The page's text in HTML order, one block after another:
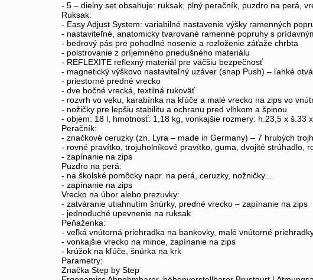
- 5 – dielny set obsahuje: ruksak, plný peračník, puzdro na perá,
Ruksak:
- Easy Adjust System: variabilné nastavenie výšky ramenných
- nastaviteľné, anatomicky tvarované ramenné popruhy s
- bedrový pás pre pohodlné nosenie a rozloženie záťaže chrbta
- polstrovanie z príjemného priedušného materiálu
- REFLEXITE reflexný materiál pre väčšiu bezpečnosť
- magnetický výškovo nastaviteľný uzáver (snap Push) – ľahké
- priestorné predné vrecko
- dve bočné vrecká, textilná rukoväť
- rozvrh vo veku, karabínka na kľúče a malé vrecko na zips vo
- nožičky pre lepšiu stabilitu a ochranu pred vlhkom a špinou
- objem: 18 l, hmotnosť: 1,18 kg, vonkajšie rozmery: h.23,5 x š.33
Peračník:
- značkové ceruzky (zn. Lyra – made in Germany) – 7 hrubých
- rovné pravítko, trojuholníkové pravítko, guma, dvojité strúhadlo,
- zapínanie na zips
Puzdro na perá:
- na školské pomôcky napr. na perá, ceruzky, nožničky...
- zapínanie na zips
Vrecko na úbor alebo prezuvky:
- zatváranie utiahnutím šnúrky, predné vrecko – zapínanie na zips
- jednoduché upevnenie na ruksak
Peňaženka:
- veľká vnútorná priehradka na bankovky, malé vnútorné
- vonkajšie vrecko na mince, zapínanie na zips
- krúžok na kľúče, šnúrka na krk
Parametry:
Značka Step by Step